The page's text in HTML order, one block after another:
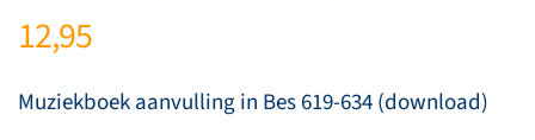
12,95
Muziekboek aanvulling in Bes 619-634 (download)